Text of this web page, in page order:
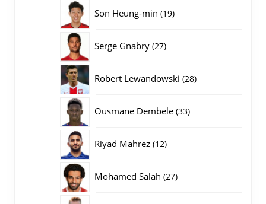
Son Heung-min 1919
Serge Gnabry 2727
Robert Lewandowski 2828
Ousmane Dembele 3333
Riyad Mahrez 1212
Mohamed Salah 2727